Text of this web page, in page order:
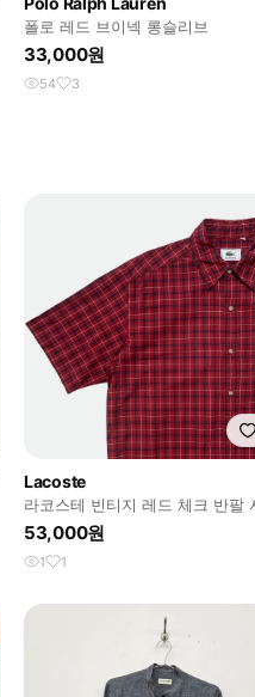
폴로 레드 브이넥 롱슬리브
33,000원
54 3
Lacoste
라코스테 빈티지 레드 체크 반팔
3사이즈
53,000원
1 1